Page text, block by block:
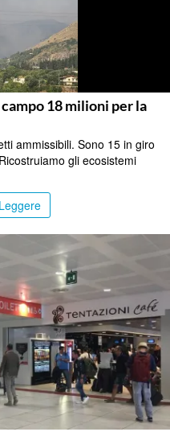
18 milioni per la
ammissibili. Sono 15 in giro
gli ecosistemi